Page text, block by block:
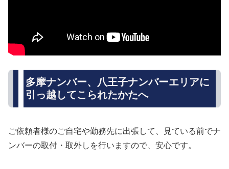
多摩ナンバー、八王子ナンバーエリアに
引っ越してこられたかたへ
ご依頼者様のご自宅や勤務先に出張して、見ている前でナ
ンバーの取付・取外しを行いますので、安心です。